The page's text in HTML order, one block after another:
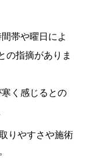
帯や曜日によ
の指摘がありま
く感じるとの
りやすさや施術